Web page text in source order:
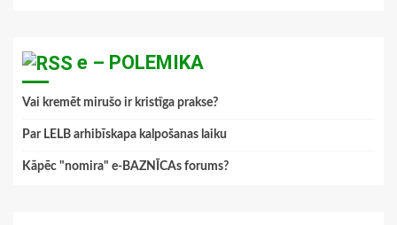
e – POLEMIKA
Vai kremēt mirušo ir kristīga prakse?
Par LELB arhibīskapa kalpošanas laiku
Kāpēc "nomira" e-BAZNĪCAs forums?